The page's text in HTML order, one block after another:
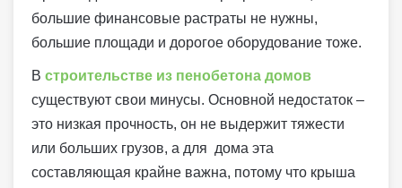
большие финансовые растраты не нужны,
большие площади и дорогое оборудование тоже.
В строительстве из пенобетона домов
существуют свои минусы. Основной недостаток –
это низкая прочность, он не выдержит тяжести
или больших грузов, а для дома эта
составляющая крайне важна, потому что крыша